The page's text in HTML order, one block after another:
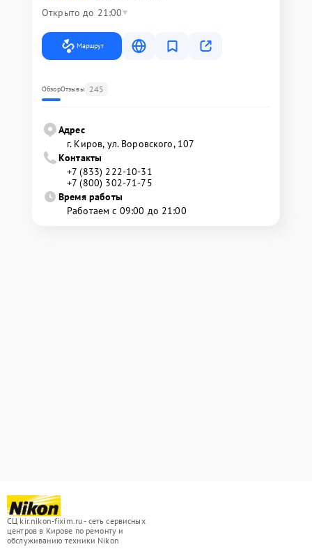
Открыто до 21:00
Маршрут
ОбзорОтзывы 245
Адрес
г. Киров, ул. Воровского, 107
Контакты
+7 (833) 222-10-31
+7 (800) 302-71-75
Время работы
Работаем с 09:00 до 21:00
СЦ kir.nikon-fixim.ru - сеть сервисных
центров в Кирове по ремонту и
обслуживанию техники Nikon